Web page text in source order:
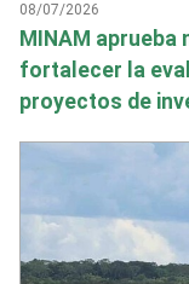
08/07/2026
MINAM
fortalecer la
proyectos de